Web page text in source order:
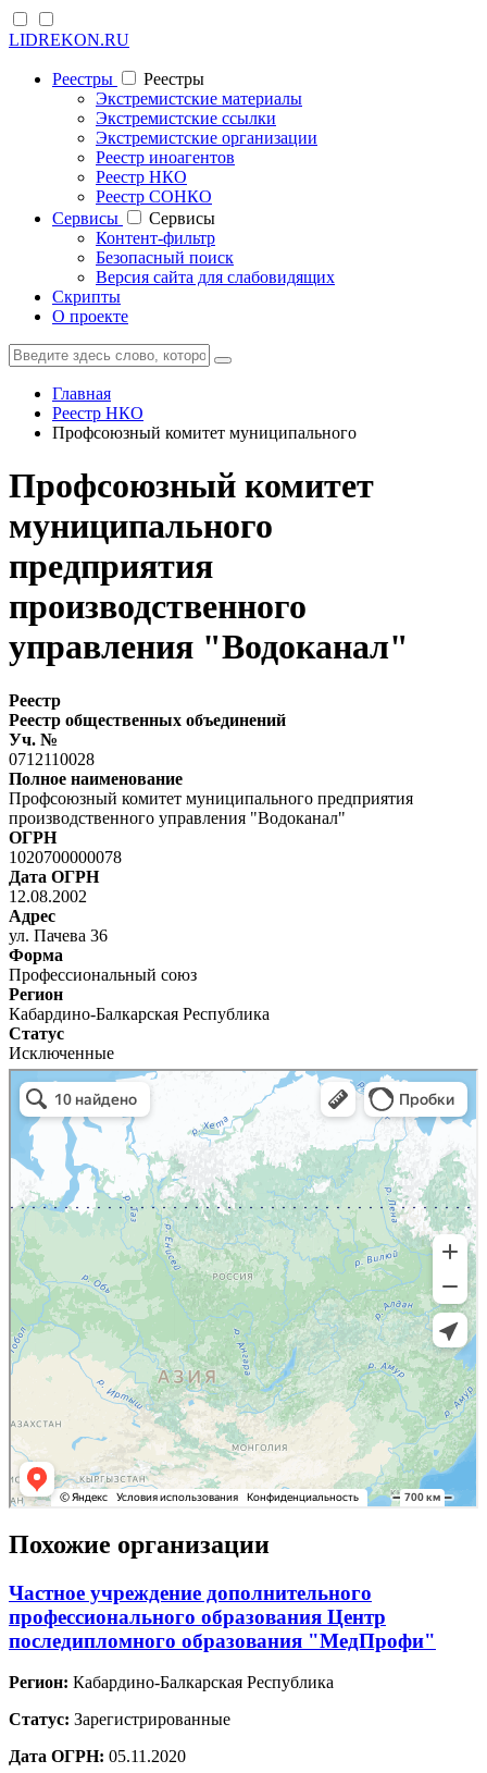
LIDREKON.RU
Реестры
Реестры
Экстремистские материалы
Экстремистские ссылки
Экстремистские организации
Реестр иноагентов
Реестр НКО
Реестр СОНКО
Cервисы
Cервисы
Контент-фильтр
Безопасный поиск
Версия сайта для слабовидящих
Скрипты
О проекте
Главная
Реестр НКО
Профсоюзный комитет муниципального
Профсоюзный комитет
муниципального
предприятия
производственного
управления "Водоканал"
Реестр
Реестр общественных объединений
Уч. №
0712110028
Полное наименование
Профсоюзный комитет муниципального предприятия
производственного управления "Водоканал"
ОГРН
1020700000078
Дата ОГРН
12.08.2002
Адрес
ул. Пачева 36
Форма
Профессиональный союз
Регион
Кабардино-Балкарская Республика
Статус
Исключенные
Похожие организации
Частное учреждение дополнительного
профессионального образования Центр
последипломного образования "МедПрофи"
Регион: Кабардино-Балкарская Республика
Статус: Зарегистрированные
Дата ОГРН: 05.11.2020